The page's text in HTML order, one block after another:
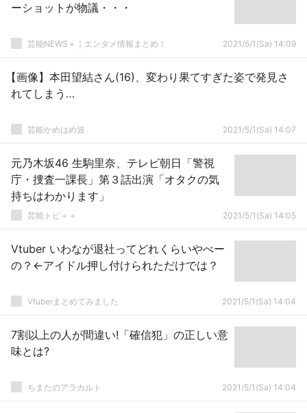
ーショットが物議・・・
芸能NEWS＋｜エンタメ情報まとめ！ 2021/5/1(Sa) 14:09
【画像】本田望結さん(16)、変わり果てすぎた姿で発見さ
れてしまう…
芸能かめはめ波 2021/5/1(Sa) 14:07
元乃木坂46 生駒里奈、テレビ朝日「警視
庁・捜査一課長」第３話出演「オタクの気
持ちはわかります」
芸能トピ＋＋ 2021/5/1(Sa) 14:05
Vtuber いわなが退社ってどれくらいやべー
の？←アイドル押し付けられただけでは？
Vtuberまとめてみました 2021/5/1(Sa) 14:04
7割以上の人が間違い!「確信犯」の正しい意
味とは?
ちまたのアラカルト 2021/5/1(Sa) 14:04